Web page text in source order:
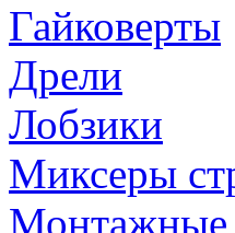
Гайковерты
Дрели
Лобзики
Миксеры